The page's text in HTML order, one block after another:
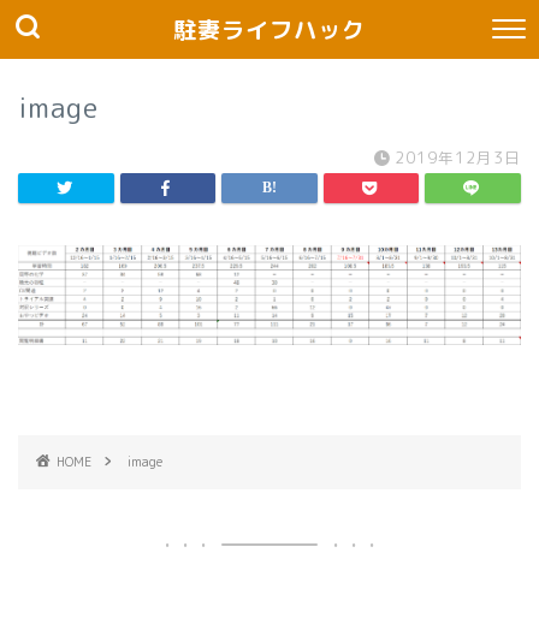
駐妻ライフハック
image
2019年12月3日
HOME image